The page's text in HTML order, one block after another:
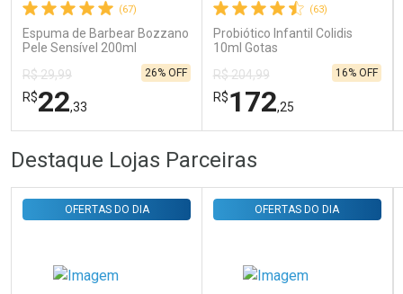
Por R$ 31,35/cada
Por R$ 31,35/cada
(67)
Espuma de Barbear Bozzano
Pele Sensível 200ml
R$ 29,99
R$22,33
26% OFF
FECHAR
Laboratório
FECHAR
Por Menos
(63)
Probiótico Infantil Colidis
10ml Gotas
R$ 204,99
R$172,25
16% OFF
Por Menos
Destaque Lojas Parceiras
OFERTAS DO DIA OFERTAS DO DIA